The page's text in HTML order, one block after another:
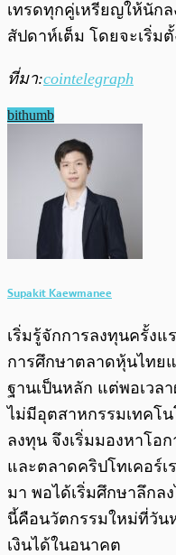
เทรดทุกคู่เหรียญให้นัก
สัปดาห์เต็ม โดยจะเริ่ม
ที่มา:cointelegraph
bithumb
Supakit Kaewmanee
เริ่มรู้จักการลงทุนครั้งแ
การศึกษาตลาดหุ้นไทย
ฐานเป็นหลัก แต่พอเวล
ไม่มีอุตสาหกรรมเทคโ
ลงทุน จึงเริ่มมองหาโอ
และตลาดคริปโทเคอร์เ
มา พอได้เริ่มศึกษาลึกล
นี้คือนวัตกรรมใหม่ที่วัน
เงินได้ในอนาคต